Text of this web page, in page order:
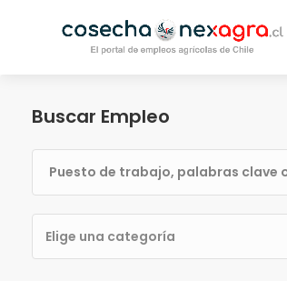
Buscar Empleo